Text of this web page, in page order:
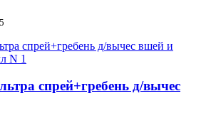
спрей+гребень д/вычес